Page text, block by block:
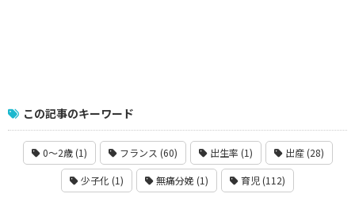
この記事のキーワード
0〜2歳 (1) フランス (60) 出生率 (1) 出産 (28)
少子化 (1) 無痛分娩 (1) 育児 (112)